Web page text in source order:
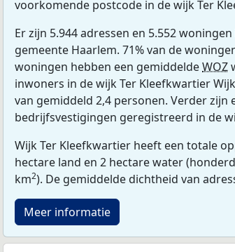
voorkomende postcode in de wijk Ter
Er zijn 5.944 adressen en 5.552
gemeente Haarlem. 71% van de
woningen hebben een gemiddeldeWOZ
inwoners in de wijk Ter Kleefkwartier
van gemiddeld 2,4 personen. Verder zijn
bedrijfsvestigingen geregistreerd in de
Wijk Ter Kleefkwartier heeft een totale
hectare land en 2 hectare water
km2). De gemiddelde dichtheid van
Meer informatie